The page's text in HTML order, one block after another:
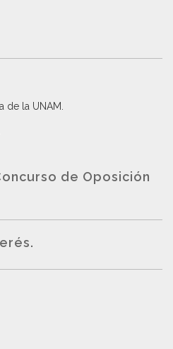
de la UNAM
de Oposición